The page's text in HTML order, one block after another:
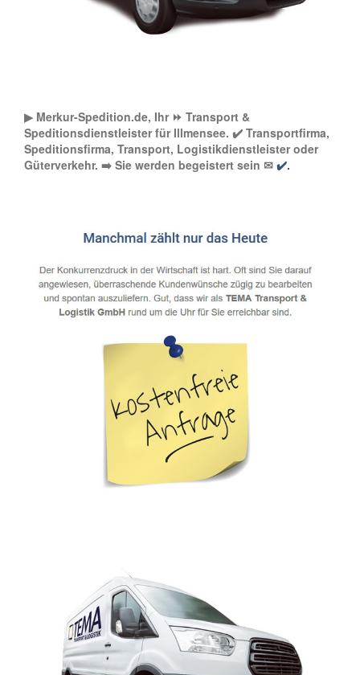
▶︎ Merkur-Spedition.de, Ihr ⏩ Transport &
Speditionsdienstleister für Illmensee. ✔️ Transportfirma,
Speditionsfirma, Transport, Logistikdienstleister oder
Güterverkehr. ➡️ Sie werden begeistert sein ✉ ✔️.